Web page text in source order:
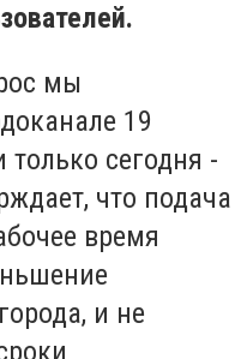
мы
19
только сегодня -
что подача
время
и не